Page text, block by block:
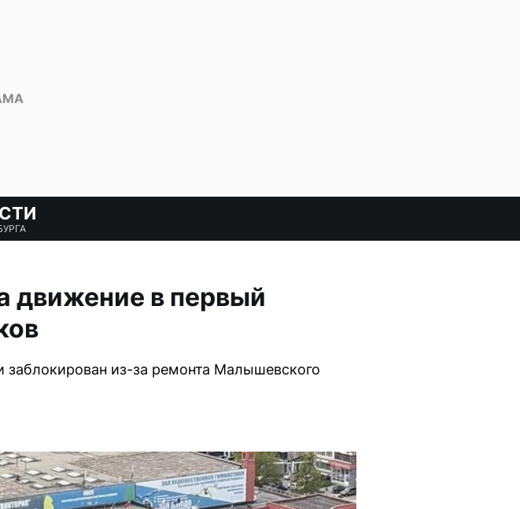
движение в первый
заблокирован из-за ремонта Малышевского